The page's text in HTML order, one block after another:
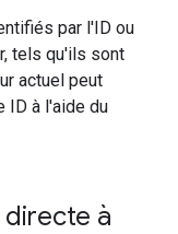
par l'ID ou
tels qu'ils sont
actuel peut
ID à l'aide du
à